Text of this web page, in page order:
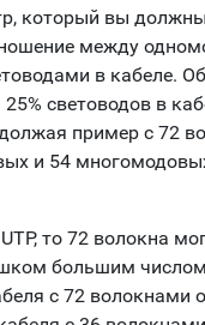
который вы
между
в кабеле.
световодов в
пример с 72
и 54
то 72 волокна
большим
с 72 волокнами